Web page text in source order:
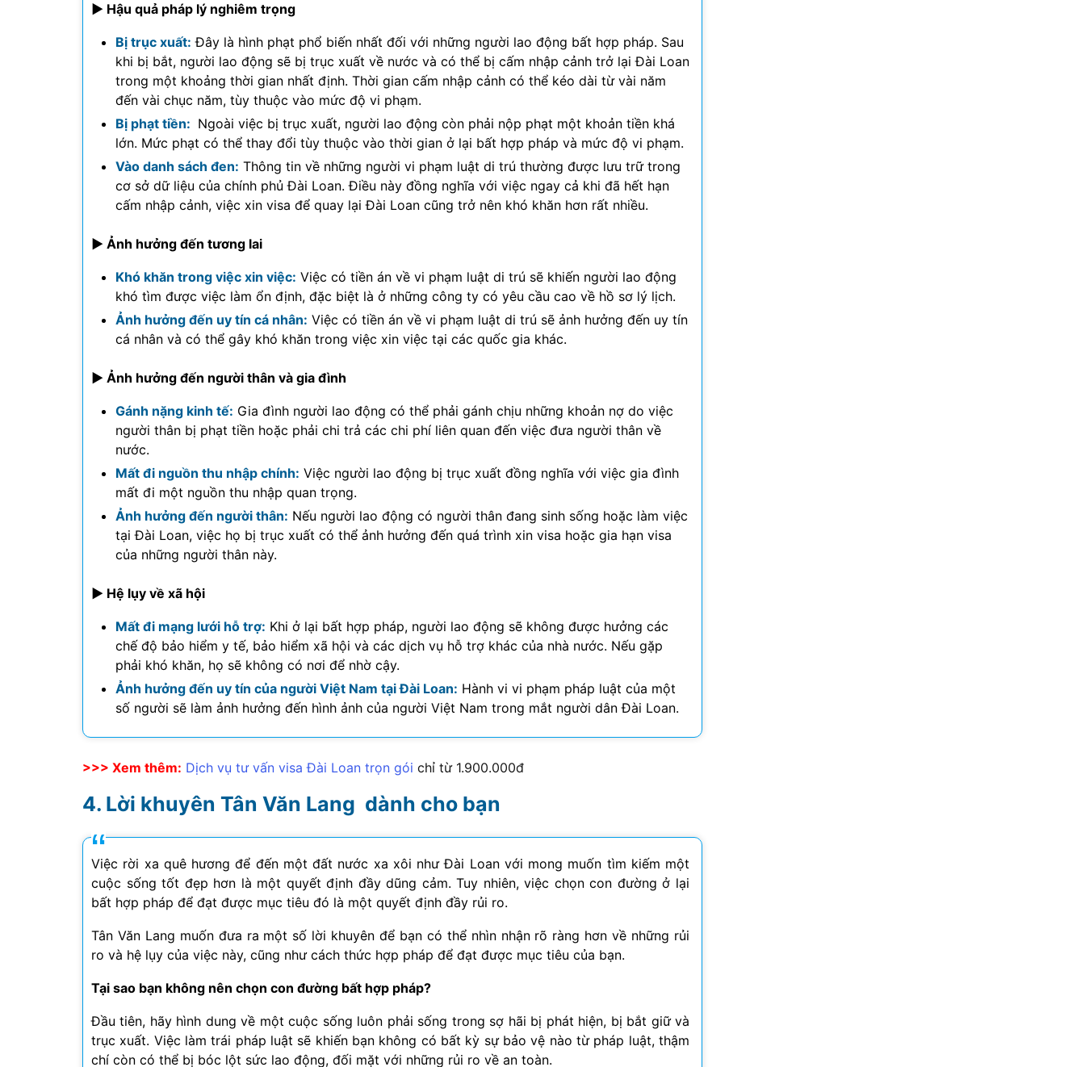
► Hậu quả pháp lý nghiêm trọng
Bị trục xuất: Đây là hình phạt phổ biến nhất đối với những người lao động bất hợp pháp. Sau
khi bị bắt, người lao động sẽ bị trục xuất về nước và có thể bị cấm nhập cảnh trở lại Đài Loan
trong một khoảng thời gian nhất định. Thời gian cấm nhập cảnh có thể kéo dài từ vài năm
đến vài chục năm, tùy thuộc vào mức độ vi phạm.
Bị phạt tiền: Ngoài việc bị trục xuất, người lao động còn phải nộp phạt một khoản tiền khá
lớn. Mức phạt có thể thay đổi tùy thuộc vào thời gian ở lại bất hợp pháp và mức độ vi phạm.
Vào danh sách đen: Thông tin về những người vi phạm luật di trú thường được lưu trữ trong
cơ sở dữ liệu của chính phủ Đài Loan. Điều này đồng nghĩa với việc ngay cả khi đã hết hạn
cấm nhập cảnh, việc xin visa để quay lại Đài Loan cũng trở nên khó khăn hơn rất nhiều.
► Ảnh hưởng đến tương lai
Khó khăn trong việc xin việc: Việc có tiền án về vi phạm luật di trú sẽ khiến người lao động
khó tìm được việc làm ổn định, đặc biệt là ở những công ty có yêu cầu cao về hồ sơ lý lịch.
Ảnh hưởng đến uy tín cá nhân: Việc có tiền án về vi phạm luật di trú sẽ ảnh hưởng đến uy tín
cá nhân và có thể gây khó khăn trong việc xin việc tại các quốc gia khác.
► Ảnh hưởng đến người thân và gia đình
Gánh nặng kinh tế: Gia đình người lao động có thể phải gánh chịu những khoản nợ do việc
người thân bị phạt tiền hoặc phải chi trả các chi phí liên quan đến việc đưa người thân về
nước.
Mất đi nguồn thu nhập chính: Việc người lao động bị trục xuất đồng nghĩa với việc gia đình
mất đi một nguồn thu nhập quan trọng.
Ảnh hưởng đến người thân: Nếu người lao động có người thân đang sinh sống hoặc làm việc
tại Đài Loan, việc họ bị trục xuất có thể ảnh hưởng đến quá trình xin visa hoặc gia hạn visa
của những người thân này.
► Hệ lụy về xã hội
Mất đi mạng lưới hỗ trợ: Khi ở lại bất hợp pháp, người lao động sẽ không được hưởng các
chế độ bảo hiểm y tế, bảo hiểm xã hội và các dịch vụ hỗ trợ khác của nhà nước. Nếu gặp
phải khó khăn, họ sẽ không có nơi để nhờ cậy.
Ảnh hưởng đến uy tín của người Việt Nam tại Đài Loan: Hành vi vi phạm pháp luật của một
số người sẽ làm ảnh hưởng đến hình ảnh của người Việt Nam trong mắt người dân Đài Loan.
>>> Xem thêm: Dịch vụ tư vấn visa Đài Loan trọn gói chỉ từ 1.900.000đ
Lời khuyên Tân Văn Lang dành cho bạn
Việc rời xa quê hương để đến một đất nước xa xôi như Đài Loan với mong muốn tìm kiếm một
cuộc sống tốt đẹp hơn là một quyết định đầy dũng cảm. Tuy nhiên, việc chọn con đường ở lại
bất hợp pháp để đạt được mục tiêu đó là một quyết định đầy rủi ro.
Tân Văn Lang muốn đưa ra một số lời khuyên để bạn có thể nhìn nhận rõ ràng hơn về những rủi
ro và hệ lụy của việc này, cũng như cách thức hợp pháp để đạt được mục tiêu của bạn.
Tại sao bạn không nên chọn con đường bất hợp pháp?
Đầu tiên, hãy hình dung về một cuộc sống luôn phải sống trong sợ hãi bị phát hiện, bị bắt giữ và
trục xuất. Việc làm trái pháp luật sẽ khiến bạn không có bất kỳ sự bảo vệ nào từ pháp luật, thậm
chí còn có thể bị bóc lột sức lao động, đối mặt với những rủi ro về an toàn.